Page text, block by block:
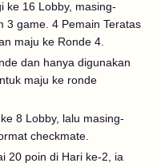
ke 16 Lobby, masing-
3 game. 4 Pemain Teratas
maju ke Ronde 4.
dan hanya digunakan
maju ke ronde
8 Lobby, lalu masing-
checkmate.
20 poin di Hari ke-2, ia